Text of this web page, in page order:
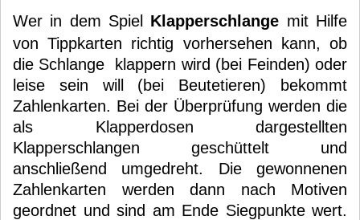
Wer in dem Spiel Klapperschlange mit Hilfe
von Tippkarten richtig vorhersehen kann, ob
die Schlange klappern wird (bei Feinden) oder
leise sein will (bei Beutetieren) bekommt
Zahlenkarten. Bei der Überprüfung werden die
als Klapperdosen dargestellten
Klapperschlangen geschüttelt und
anschließend umgedreht. Die gewonnenen
Zahlenkarten werden dann nach Motiven
geordnet und sind am Ende Siegpunkte wert.